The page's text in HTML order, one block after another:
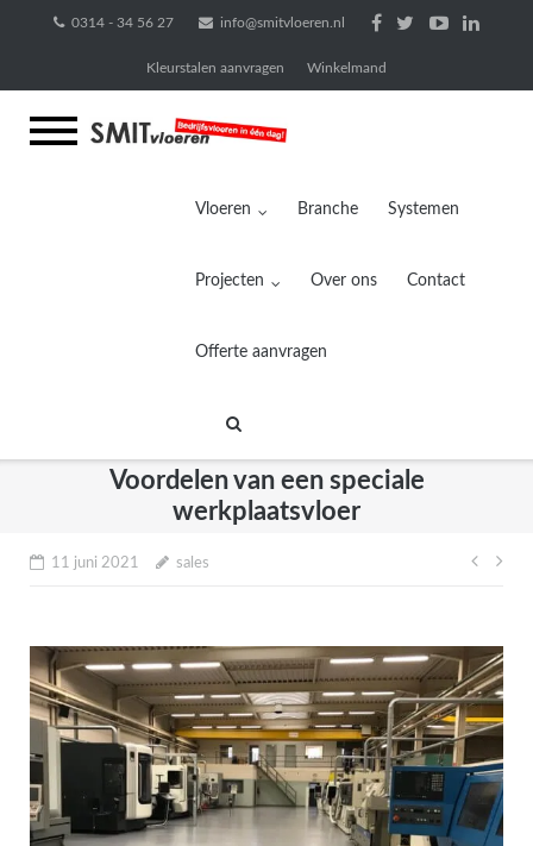
0314 - 34 56 27 info@smitvloeren.nl
Kleurstalen aanvragen Winkelmand
Vloeren Branche Systemen
Projecten Over ons Contact
Offerte aanvragen
Voordelen van een speciale
werkplaatsvloer
11 juni 2021 sales